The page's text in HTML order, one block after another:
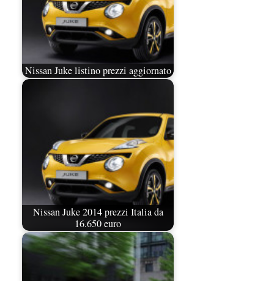
Nissan Juke listino prezzi aggiornato
Nissan Juke 2014 prezzi Italia da
16.650 euro